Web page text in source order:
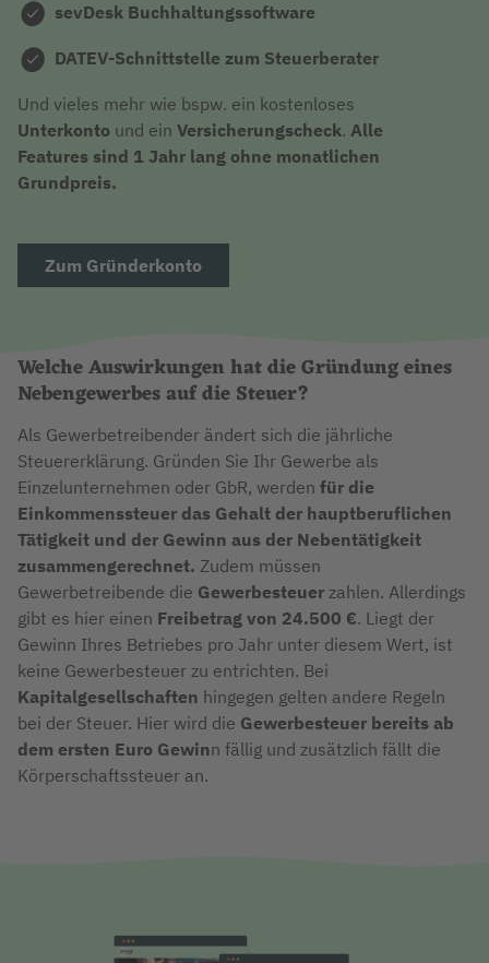
sevDesk Buchhaltungssoftware
DATEV-Schnittstelle zum Steuerberater
Und vieles mehr wie bspw. ein kostenloses
Unterkonto und ein Versicherungscheck. Alle
Features sind 1 Jahr lang ohne monatlichen
Grundpreis.
Zum Gründerkonto
Welche Auswirkungen hat die Gründung eines
Nebengewerbes auf die Steuer?
Als Gewerbetreibender ändert sich die jährliche
Steuererklärung. Gründen Sie Ihr Gewerbe als
Einzelunternehmen oder GbR, werden für die
Einkommenssteuer das Gehalt der hauptberuflichen
Tätigkeit und der Gewinn aus der Nebentätigkeit
zusammengerechnet. Zudem müssen
Gewerbetreibende die Gewerbesteuer zahlen. Allerdings
gibt es hier einen Freibetrag von 24.500 €. Liegt der
Gewinn Ihres Betriebes pro Jahr unter diesem Wert, ist
keine Gewerbesteuer zu entrichten. Bei
Kapitalgesellschaften hingegen gelten andere Regeln
bei der Steuer. Hier wird die Gewerbesteuer bereits ab
dem ersten Euro Gewinn fällig und zusätzlich fällt die
Körperschaftssteuer an.